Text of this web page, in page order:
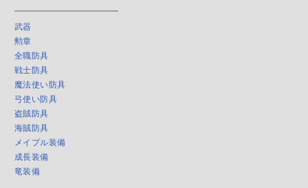
武器
勲章
全職防具
戦士防具
魔法使い防具
弓使い防具
盗賊防具
海賊防具
メイプル装備
成長装備
竜装備